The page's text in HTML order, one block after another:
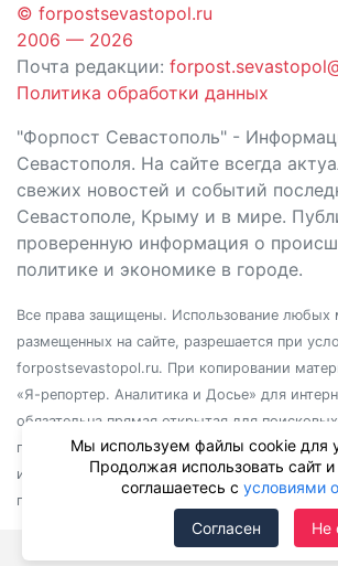
© forpostsevastopol.ru
2006 — 2026
Почта редакции:
Политика обработки данных
"Форпост Севастополь" -
Севастополя. На сайте всегда
свежих новостей и событий
Севастополе, Крыму и в мире.
проверенную информация о
политике и экономике в городе.
Все права защищены. Использование любых
размещенных на сайте, разрешается при
forpostsevastopol.ru. При копировании
«Я-репортер. Аналитика и Досье» для
обязательна прямая открытая для
гиперссылка. Независимо от полного или
использования материалов, ссылка должна
подзаголовке или первом абзаце материала.
Мы используем файлы cookie для
Продолжая использовать сайт
соглашаетесь с условиями
Согласен Не